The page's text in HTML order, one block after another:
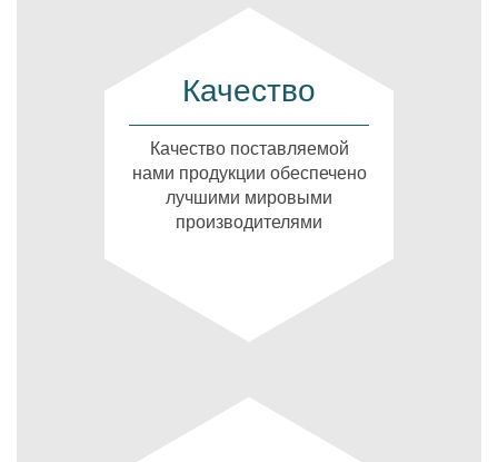
Качество
Качество поставляемой
нами продукции обеспечено
лучшими мировыми
производителями